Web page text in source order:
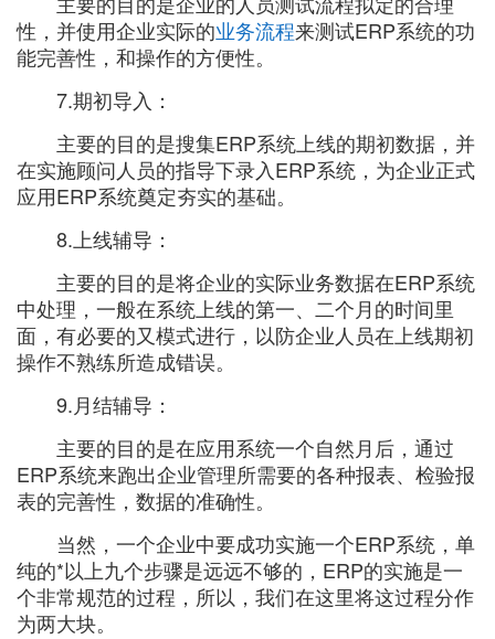
性，并使用企业实际的业务流程来测试ERP系统的功
能完善性，和操作的方便性。
7.期初导入：
主要的目的是搜集ERP系统上线的期初数据，并
在实施顾问人员的指导下录入ERP系统，为企业正式
应用ERP系统奠定夯实的基础。
8.上线辅导：
主要的目的是将企业的实际业务数据在ERP系统
中处理，一般在系统上线的第一、二个月的时间里
面，有必要的又模式进行，以防企业人员在上线期初
操作不熟练所造成错误。
9.月结辅导：
主要的目的是在应用系统一个自然月后，通过
ERP系统来跑出企业管理所需要的各种报表、检验报
表的完善性，数据的准确性。
当然，一个企业中要成功实施一个ERP系统，单
纯的*以上九个步骤是远远不够的，ERP的实施是一
个非常规范的过程，所以，我们在这里将这过程分作
为两大块。